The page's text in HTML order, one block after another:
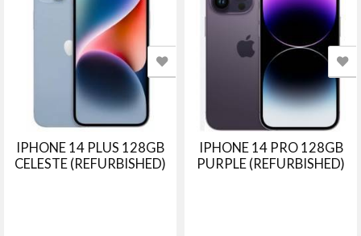
IPHONE 14 PLUS 128GB
CELESTE (REFURBISHED)
IPHONE 14 PRO 128GB
PURPLE (REFURBISHED)